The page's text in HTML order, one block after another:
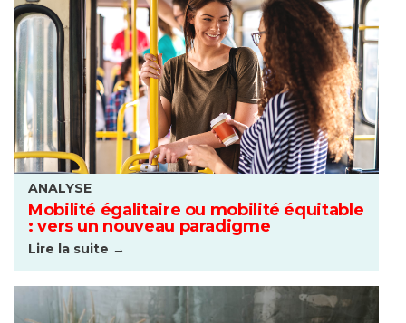
ANALYSE
Mobilité égalitaire ou mobilité équitable
: vers un nouveau paradigme
Lire la suite →